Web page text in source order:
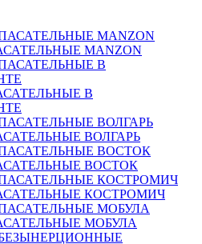
MANZON
В
ВОЛГАРЬ
ВОСТОК
КОСТРОМИЧ
МОБУЛА